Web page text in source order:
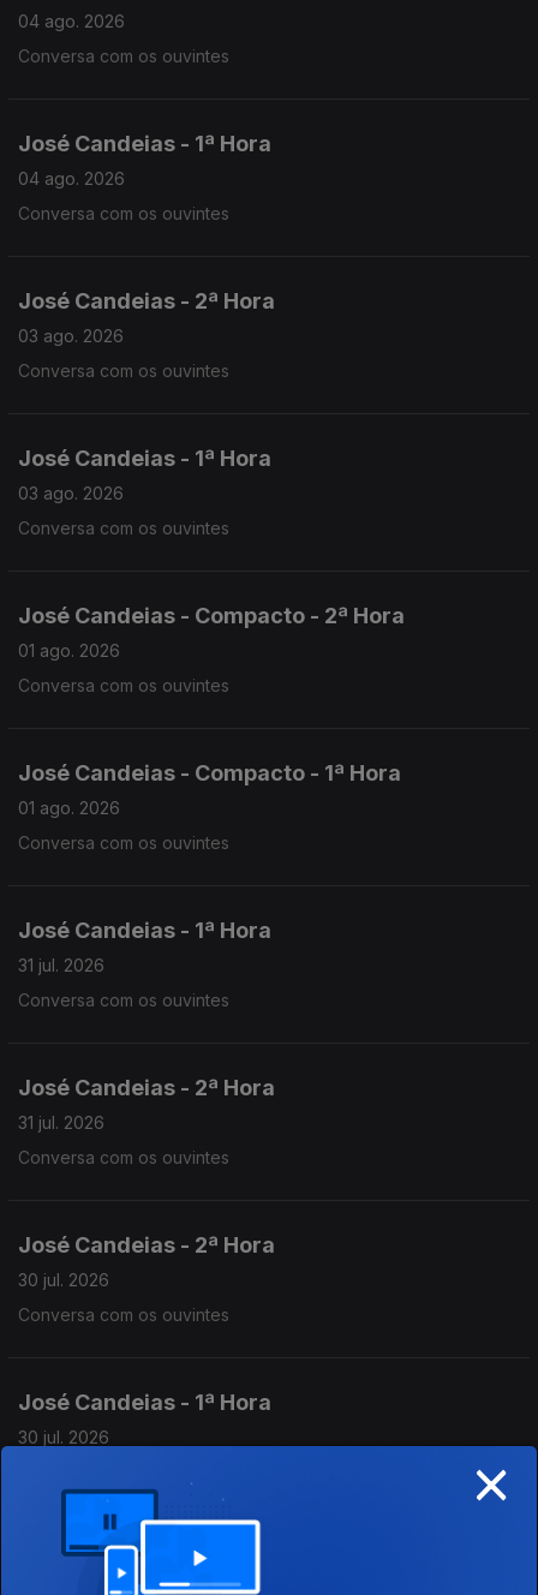
04 ago. 2026
Conversa com os ouvintes
José Candeias - 1ª Hora
04 ago. 2026
Conversa com os ouvintes
José Candeias - 2ª Hora
03 ago. 2026
Conversa com os ouvintes
José Candeias - 1ª Hora
03 ago. 2026
Conversa com os ouvintes
José Candeias - Compacto - 2ª Hora
01 ago. 2026
Conversa com os ouvintes
José Candeias - Compacto - 1ª Hora
01 ago. 2026
Conversa com os ouvintes
José Candeias - 1ª Hora
31 jul. 2026
Conversa com os ouvintes
José Candeias - 2ª Hora
31 jul. 2026
Conversa com os ouvintes
José Candeias - 2ª Hora
30 jul. 2026
Conversa com os ouvintes
José Candeias - 1ª Hora
30 jul. 2026
José Candeias - 2ª Hora
×